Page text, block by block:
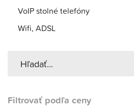
VoIP stolné telefóny
Wifi, ADSL
Filtrovať podľa ceny